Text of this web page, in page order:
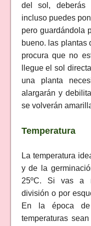
del sol, deberás
incluso puedes
pero guardándola
bueno. las plantas
procura que no
llegue el sol
una planta
alargarán y
se volverán
Temperatura
La temperatura
y de la
25ºC. Si vas a
división o por
En la época
temperaturas